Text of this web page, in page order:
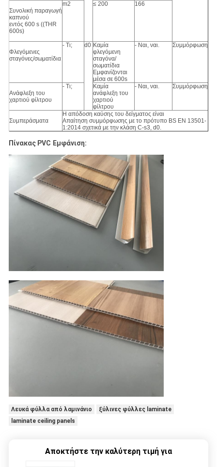
Συνολική παραγωγή
καπνού
εντός 600 s ((THR
600s)
m2 ≤ 200 166
Φλεγόμενες
σταγόνες/σωματίδια
- Τι; d0 Καμία
φλεγόμενη
σταγόνα/
σωματίδια
Εμφανίζονται
μέσα σε 600s
- Ναι, ναι. Συμμόρφωση
Ανάφλεξη του
χαρτιού φίλτρου
- Τι;
Καμία
ανάφλεξη του
χαρτιού
φίλτρου
- Ναι, ναι. Συμμόρφωση
Συμπεράσματα
Η απόδοση καύσης του δείγματος είναι
Απαίτηση συμμόρφωσης με το πρότυπο BS EN 13501-
1:2014 σχετικά με την κλάση C-s3, d0.
Πίνακας PVC Εμφάνιση:
Λευκά φύλλα από λαμινάνιο
ξύλινες φύλλες laminate
laminate ceiling panels
Αποκτήστε την καλύτερη τιμή για